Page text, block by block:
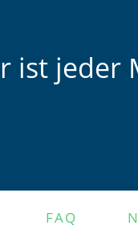
ist jeder
FAQ